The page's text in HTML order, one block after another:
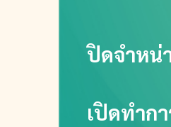
ปิดจำหน่
เปิดทำก